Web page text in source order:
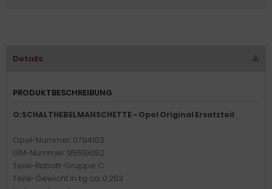
Details
PRODUKTBESCHREIBUNG
O:SCHALTHEBELMANSCHETTE - Opel Original Ersatzteil
Opel-Nummer: 0784103
GM-Nummer: 95519052
Teile-Rabatt-Gruppe: C
Teile-Gewicht in kg ca.: 0,253